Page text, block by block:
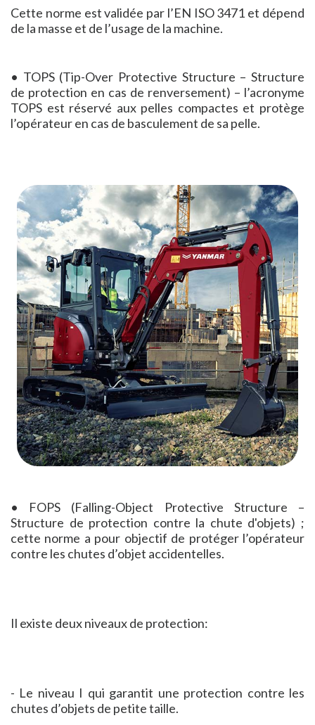
Cette norme est validée par l’EN ISO 3471 et dépend
de la masse et de l’usage de la machine.
• TOPS (Tip-Over Protective Structure – Structure
de protection en cas de renversement) – l’acronyme
TOPS est réservé aux pelles compactes et protège
l’opérateur en cas de basculement de sa pelle.
• FOPS (Falling-Object Protective Structure –
Structure de protection contre la chute d'objets) ;
cette norme a pour objectif de protéger l’opérateur
contre les chutes d’objet accidentelles.
Il existe deux niveaux de protection:
- Le niveau I qui garantit une protection contre les
chutes d’objets de petite taille.